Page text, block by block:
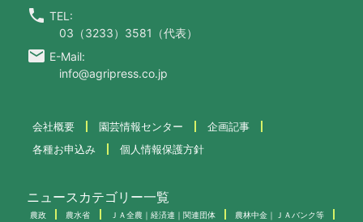
call TEL:
03（3233）3581（代表）
email E-Mail:
info@agripress.co.jp
会社概要 園芸情報センター
企画記事
各種お申込み
個人情報保護方針
ニュースカテゴリー一覧
農政 農水省 ＪＡ全農｜経済連｜関連団体 農林中金｜ＪＡバンク等